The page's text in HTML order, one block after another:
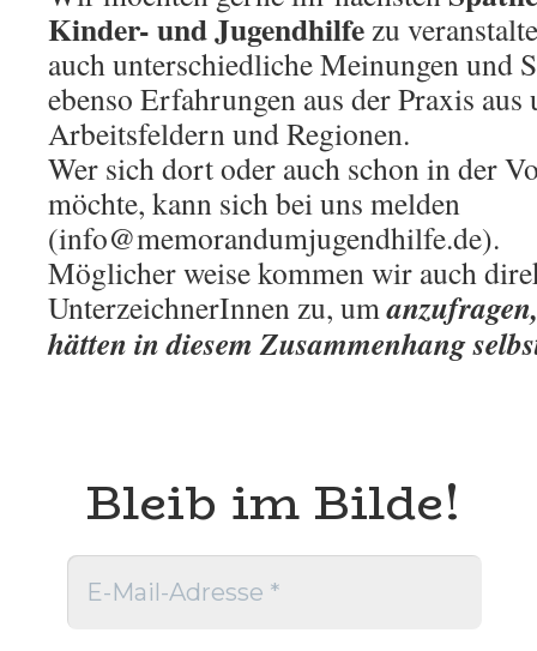
Kinder- und Jugendhilfezu
auch unterschiedliche Meinungen und
ebenso Erfahrungen aus der Praxis
Arbeitsfeldern und Regionen.
Wer sich dort oder auch schon in der
möchte, kann sich bei uns melden
(info@memorandumjugendhilfe.de).
Möglicher weise kommen wir auch
UnterzeichnerInnen zu, um
hätten in diesem Zusammenhang
Bleib im Bilde!